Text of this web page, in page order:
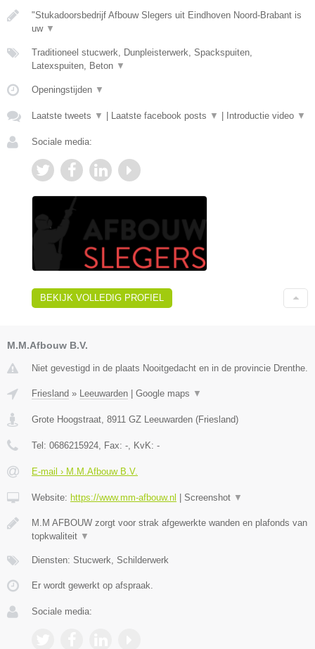
"Stukadoorsbedrijf Afbouw Slegers uit Eindhoven Noord-Brabant is
uw ▼
Traditioneel stucwerk, Dunpleisterwerk, Spackspuiten,
Latexspuiten, Beton ▼
Openingstijden ▼
Laatste tweets ▼ Laatste facebook posts ▼ Introductie video ▼
Sociale media:
BEKIJK VOLLEDIG PROFIEL
M.M.Afbouw B.V.
Niet gevestigd in de plaats Nooitgedacht en in de provincie Drenthe.
Friesland » Leeuwarden Google maps ▼
Grote Hoogstraat, 8911 GZ Leeuwarden (Friesland)
Tel: 0686215924, Fax: -, KvK: -
E-mail › M.M.Afbouw B.V.
Website: https://www.mm-afbouw.nl Screenshot ▼
M.M AFBOUW zorgt voor strak afgewerkte wanden en plafonds van
topkwaliteit ▼
Diensten: Stucwerk, Schilderwerk
Er wordt gewerkt op afspraak.
Sociale media: